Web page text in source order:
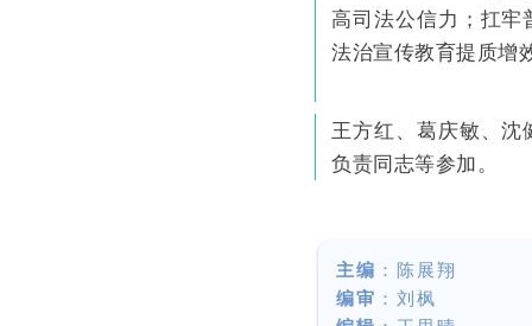
高司法公信力；扛牢
法治宣传教育提质增
王方红、葛庆敏、
负责同志等参加。
主编 ：陈展翔
编审 ：刘枫